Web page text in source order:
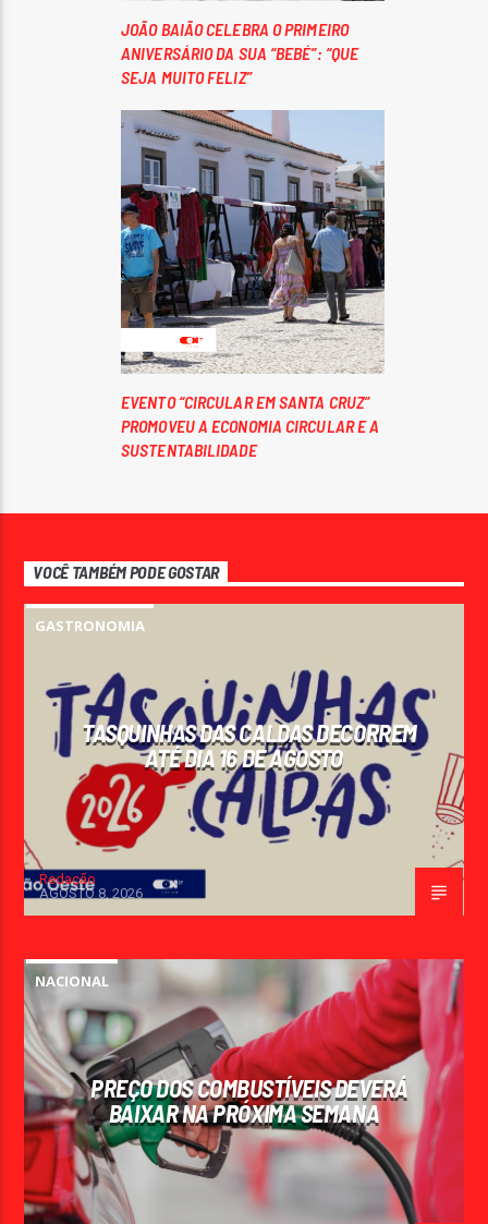
JOÃO BAIÃO CELEBRA O PRIMEIRO
ANIVERSÁRIO DA SUA “BEBÉ”: “QUE
SEJA MUITO FELIZ”
EVENTO “CIRCULAR EM SANTA CRUZ”
PROMOVEU A ECONOMIA CIRCULAR E A
SUSTENTABILIDADE
VOCÊ TAMBÉM PODE GOSTAR
GASTRONOMIA
TASQUINHAS DAS CALDAS DECORREM
ATÉ DIA 16 DE AGOSTO
Redação
AGOSTO 8, 2026
NACIONAL
PREÇO DOS COMBUSTÍVEIS DEVERÁ
BAIXAR NA PRÓXIMA SEMANA